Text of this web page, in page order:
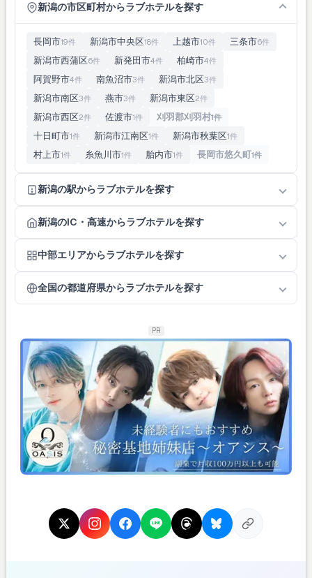
新潟の市区町村からラブホテルを探す
長岡市19件 新潟市中央区18件 上越市10件 三条市6件
新潟市西蒲区6件 新発田市4件 柏崎市4件
阿賀野市4件 南魚沼市3件 新潟市北区3件
新潟市南区3件 燕市3件 新潟市東区2件
新潟市西区2件 佐渡市1件 刈羽郡刈羽村1件
十日町市1件 新潟市江南区1件 新潟市秋葉区1件
村上市1件 糸魚川市1件 胎内市1件 長岡市悠久町1件
新潟の駅からラブホテルを探す
新潟のIC・高速からラブホテルを探す
中部エリアからラブホテルを探す
全国の都道府県からラブホテルを探す
PR